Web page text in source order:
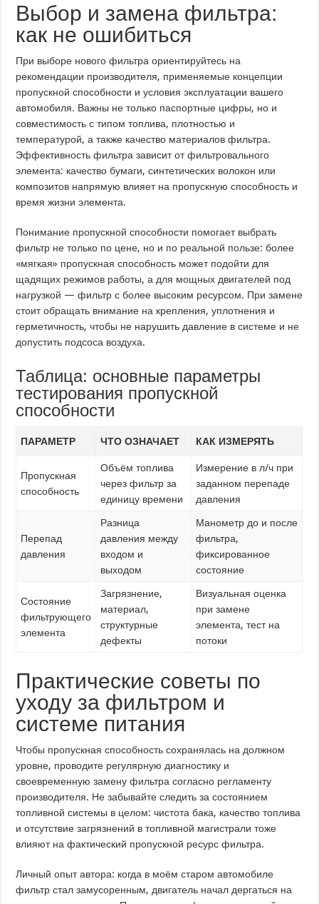
Выбор и замена фильтра:
как не ошибиться
При выборе нового фильтра ориентируйтесь на
рекомендации производителя, применяемые концепции
пропускной способности и условия эксплуатации вашего
автомобиля. Важны не только паспортные цифры, но и
совместимость с типом топлива, плотностью и
температурой, а также качество материалов фильтра.
Эффективность фильтра зависит от фильтровального
элемента: качество бумаги, синтетических волокон или
композитов напрямую влияет на пропускную способность и
время жизни элемента.
Понимание пропускной способности помогает выбрать
фильтр не только по цене, но и по реальной пользе: более
«мягкая» пропускная способность может подойти для
щадящих режимов работы, а для мощных двигателей под
нагрузкой — фильтр с более высоким ресурсом. При замене
стоит обращать внимание на крепления, уплотнения и
герметичность, чтобы не нарушить давление в системе и не
допустить подсоса воздуха.
Таблица: основные параметры
тестирования пропускной
способности
ПАРАМЕТР ЧТО ОЗНАЧАЕТ КАК ИЗМЕРЯТЬ
Пропускная
способность
Объём топлива
через фильтр за
единицу времени
Измерение в л/ч при
заданном перепаде
давления
Перепад
давления
Разница
давления между
входом и
выходом
Манометр до и после
фильтра,
фиксированное
состояние
Состояние
фильтрующего
элемента
Загрязнение,
материал,
структурные
дефекты
Визуальная оценка
при замене
элемента, тест на
потоки
Практические советы по
уходу за фильтром и
системе питания
Чтобы пропускная способность сохранялась на должном
уровне, проводите регулярную диагностику и
своевременную замену фильтра согласно регламенту
производителя. Не забывайте следить за состоянием
топливной системы в целом: чистота бака, качество топлива
и отсутствие загрязнений в топливной магистрали тоже
влияют на фактический пропускной ресурс фильтра.
Личный опыт автора: когда в моём старом автомобиле
фильтр стал замусоренным, двигатель начал дергаться на